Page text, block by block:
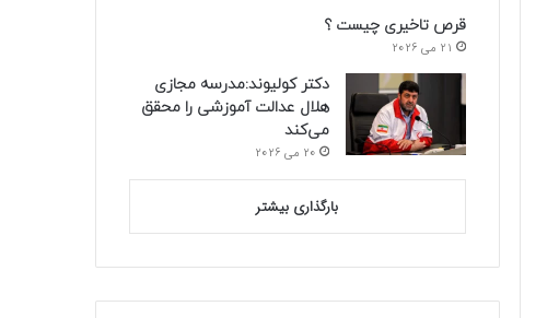
قرص تاخیری چیست ؟
21 می 2026
دکتر کولیوند:مدرسه مجازی
هلال عدالت آموزشی را محقق
می‌کند
20 می 2026
بارگذاری بیشتر